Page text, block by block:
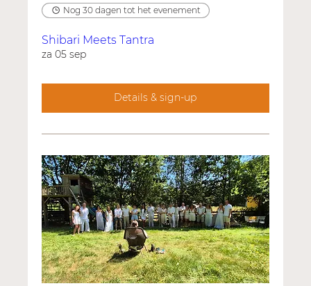
Nog 30 dagen tot het evenement
Shibari Meets Tantra
za 05 sep
Details & sign-up